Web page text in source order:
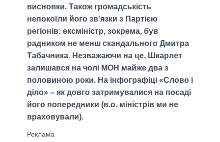
висновки. Також громадськість
непокоїли його зв'язки з Партією
регіонів: ексміністр, зокрема, був
радником не менш скандального Дмитра
Табачника. Незважаючи на це, Шкарлет
залишався на чолі МОН майже два з
половиною роки. На інфографіці «Слово і
діло» – як довго затримувалися на посаді
його попередники (в.о. міністрів ми не
враховували).